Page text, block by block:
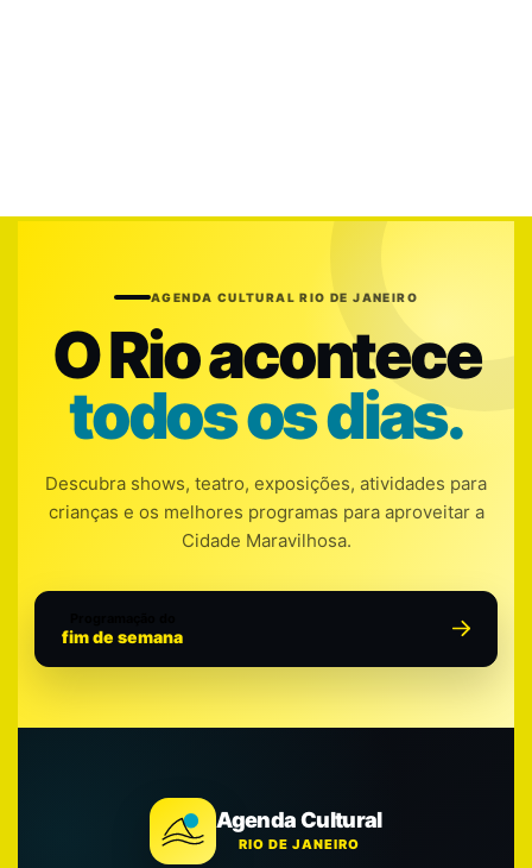
AGENDA CULTURAL RIO DE JANEIRO
O Rio acontece
todos os dias.
Descubra shows, teatro, exposições, atividades para
crianças e os melhores programas para aproveitar a
Cidade Maravilhosa.
fim de semana
Agenda Cultural
RIO DE JANEIRO